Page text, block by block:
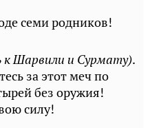
семи родников!
к Шарвили и Сурмату).
за этот меч по
без оружия!
силу!